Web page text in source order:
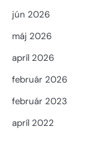
jún 2026
máj 2026
apríl 2026
február 2026
február 2023
apríl 2022